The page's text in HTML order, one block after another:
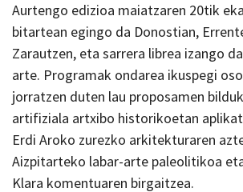
Aurtengo edizioa maiatzaren 20tik
bitartean egingo da Donostian,
Zarautzen, eta sarrera librea izango
arte. Programak ondarea ikuspegi
jorratzen duten lau proposamen
artifiziala artxibo historikoetan
Erdi Aroko zurezko arkitekturaren
Aizpitarteko labar-arte paleolitikoa
Klara komentuaren birgaitzea.